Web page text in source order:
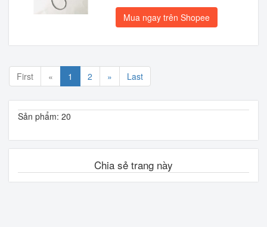
Mua ngay trên Shopee
First « 1 2 » Last
Sản phẩm: 20
Chia sẻ trang này